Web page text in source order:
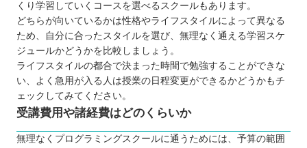
くり学習していくコースを選べるスクールもあります。
どちらが向いているかは性格やライフスタイルによって異なる
ため、自分に合ったスタイルを選び、無理なく通える学習スケ
ジュールかどうかを比較しましょう。
ライフスタイルの都合で決まった時間で勉強することができな
い、よく急用が入る人は授業の日程変更ができるかどうかもチ
ェックしてみてください。
受講費用や諸経費はどのくらいか
無理なくプログラミングスクールに通うためには、予算の範囲